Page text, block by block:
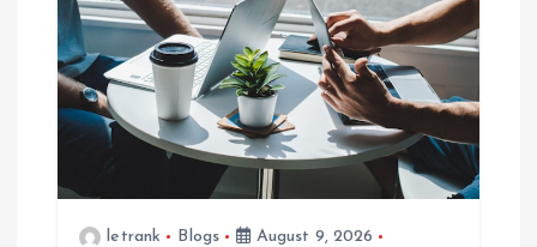
a
t
o
letrank Blogs
August 9, 2026